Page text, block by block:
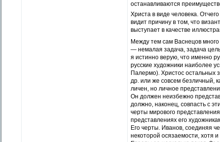
останавливаются
Христа в виде человека.
видит причину в том, что
выступает в качестве
Между тем сам Васнецов
— немалая задача, задача
я истинно верую, что именно
русские художники наиболее
Палермо). Христос остальных
др. или же совсем безличный,
личен, но личное
Он должен неизбежно
должно, наконец, совпасть с
черты мирового
представлениях его
Его черты. Иванов, соединяя
некоторой осязаемости, хотя